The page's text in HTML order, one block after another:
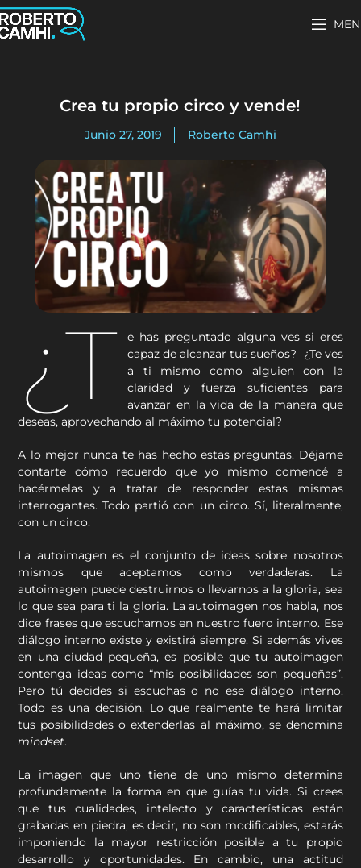
Crea tu propio circo y vende!
Junio 27, 2019 Roberto Camhi
¿T
e has preguntado alguna ves si eres
capaz de alcanzar tus sueños? ¿Te ves
a ti mismo como alguien con la
claridad y fuerza suficientes para
avanzar en la vida de la manera que
deseas, aprovechando al máximo tu potencial?
A lo mejor nunca te has hecho estas preguntas. Déjame
contarte cómo recuerdo que yo mismo comencé a
hacérmelas y a tratar de responder estas mismas
interrogantes. Todo partió con un circo. Sí, literalmente,
con un circo.
La autoimagen es el conjunto de ideas sobre nosotros
mismos que aceptamos como verdaderas. La
autoimagen puede destruirnos o llevarnos a la gloria, sea
lo que sea para ti la gloria. La autoimagen nos habla, nos
dice frases que escuchamos en nuestro fuero interno. Ese
diálogo interno existe y existirá siempre. Si además vives
en una ciudad pequeña, es posible que tu autoimagen
contenga ideas como “mis posibilidades son pequeñas”.
Pero tú decides si escuchas o no ese diálogo interno.
Todo es una decisión. Lo que realmente te hará limitar
tus posibilidades o extenderlas al máximo, se denomina
mindset.
La imagen que uno tiene de uno mismo determina
profundamente la forma en que guías tu vida. Si crees
que tus cualidades, intelecto y características están
grabadas en piedra, es decir, no son modificables, estarás
imponiendo la mayor restricción posible a tu propio
desarrollo y oportunidades. En cambio, una actitud